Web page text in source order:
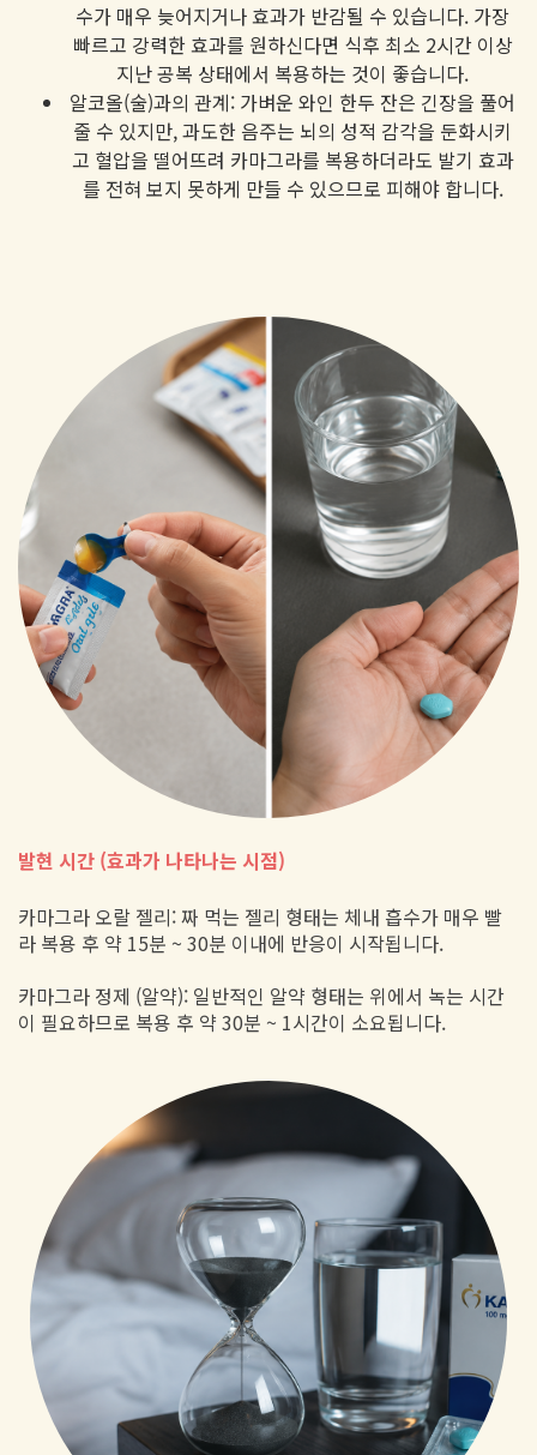
수가 매우 늦어지거나 효과가 반감될 수 있습니다. 가장
빠르고 강력한 효과를 원하신다면 식후 최소 2시간 이상
지난 공복 상태에서 복용하는 것이 좋습니다.
알코올(술)과의 관계: 가벼운 와인 한두 잔은 긴장을 풀어
줄 수 있지만, 과도한 음주는 뇌의 성적 감각을 둔화시키
고 혈압을 떨어뜨려 카마그라를 복용하더라도 발기 효과
를 전혀 보지 못하게 만들 수 있으므로 피해야 합니다.
발현 시간 (효과가 나타나는 시점)
카마그라 오랄 젤리: 짜 먹는 젤리 형태는 체내 흡수가 매우 빨
라 복용 후 약 15분 ~ 30분 이내에 반응이 시작됩니다.
카마그라 정제 (알약): 일반적인 알약 형태는 위에서 녹는 시간
이 필요하므로 복용 후 약 30분 ~ 1시간이 소요됩니다.